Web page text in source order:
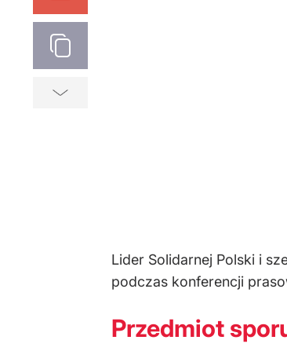
Lider Solidarnej Polski i
podczas konferencji
Przedmiot